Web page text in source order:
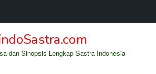
dan Sinopsis Lengkap Sastra Indonesia